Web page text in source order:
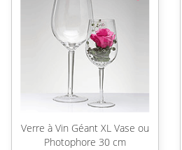
Verre à Vin Géant XL Vase ou
Photophore 30 cm